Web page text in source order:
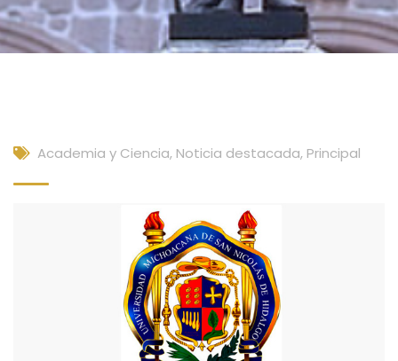
Academia y Ciencia, Noticia destacada, Principal